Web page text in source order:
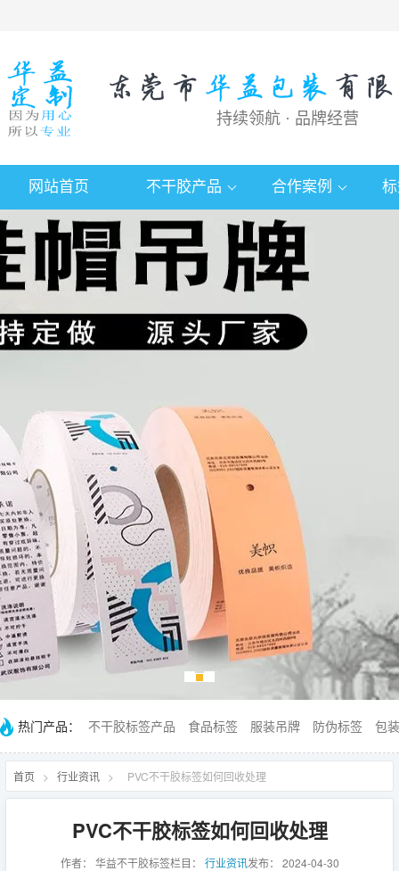
持续领航 · 品牌经营
网站首页 不干胶产品 合作案例
热门产品： 不干胶标签产品 食品标签 服装吊牌 防伪标签 包
首页 > 行业资讯 > PVC不干胶标签如何回收处理
PVC不干胶标签如何回收处理
作者： 华益不干胶标签栏目： 行业资讯发布： 2024-04-30